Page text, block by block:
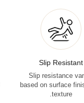
Slip Resistant
Slip resistance
based on surface
texture.